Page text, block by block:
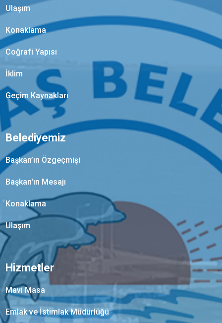
Ulaşım
Konaklama
Coğrafi Yapısı
İklim
Geçim Kaynakları
Belediyemiz
Başkan’ın Özgeçmişi
Başkan'ın Mesajı
Konaklama
Ulaşım
Hizmetler
Mavi Masa
Emlak ve İstimlak Müdürlüğü